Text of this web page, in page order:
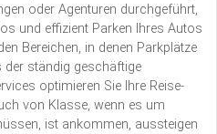
oder Agenturen durchgeführt,
und effizient Parken Ihres Autos
Bereichen, in denen Parkplätze
der ständig geschäftige
optimieren Sie Ihre Reise-
von Klasse, wenn es um
ist ankommen, aussteigen